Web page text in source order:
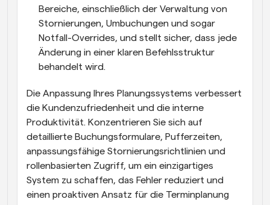
Bereiche, einschließlich der Verwaltung von
Stornierungen, Umbuchungen und sogar
Notfall-Overrides, und stellt sicher, dass jede
Änderung in einer klaren Befehlsstruktur
behandelt wird.
Die Anpassung Ihres Planungssystems verbessert
die Kundenzufriedenheit und die interne
Produktivität. Konzentrieren Sie sich auf
detaillierte Buchungsformulare, Pufferzeiten,
anpassungsfähige Stornierungsrichtlinien und
rollenbasierten Zugriff, um ein einzigartiges
System zu schaffen, das Fehler reduziert und
einen proaktiven Ansatz für die Terminplanung